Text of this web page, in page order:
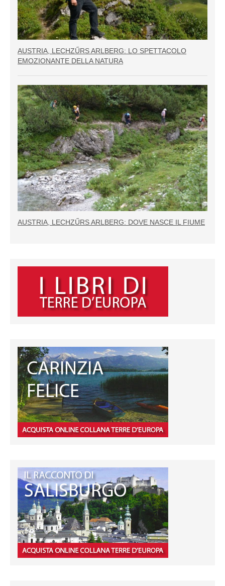
AUSTRIA, LECHZŰRS ARLBERG: LO SPETTACOLO
EMOZIONANTE DELLA NATURA
AUSTRIA, LECHZŰRS ARLBERG: DOVE NASCE IL FIUME